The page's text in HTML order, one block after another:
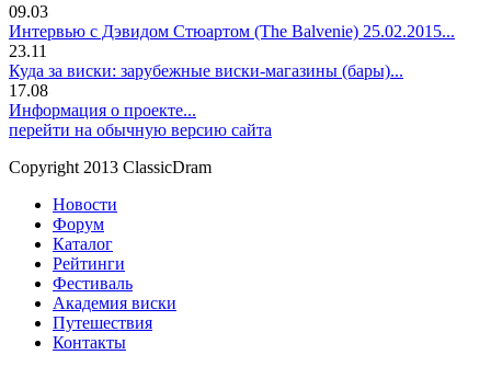
09.03
Интервью с Дэвидом Стюартом (The Balvenie) 25.02.2015...
23.11
Куда за виски: зарубежные виски-магазины (бары)...
17.08
Информация о проекте...
перейти на обычную версию сайта
Copyright 2013 ClassicDram
Новости
Форум
Каталог
Рейтинги
Фестиваль
Академия виски
Путешествия
Контакты